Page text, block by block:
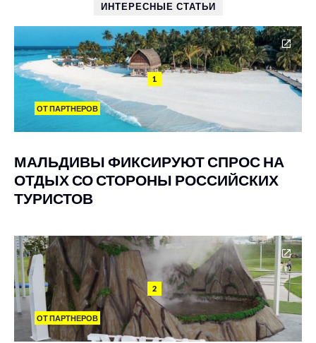
ИНТЕРЕСНЫЕ СТАТЬИ
1
ОТ ПАРТНЕРОВ
МАЛЬДИВЫ ФИКСИРУЮТ СПРОС НА
ОТДЫХ СО СТОРОНЫ РОССИЙСКИХ
ТУРИСТОВ
2
ОТ ПАРТНЕРОВ